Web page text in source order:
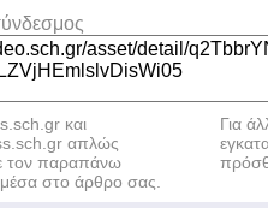
και
απλώς
τον παραπάνω
στο άρθρο σας.
Για